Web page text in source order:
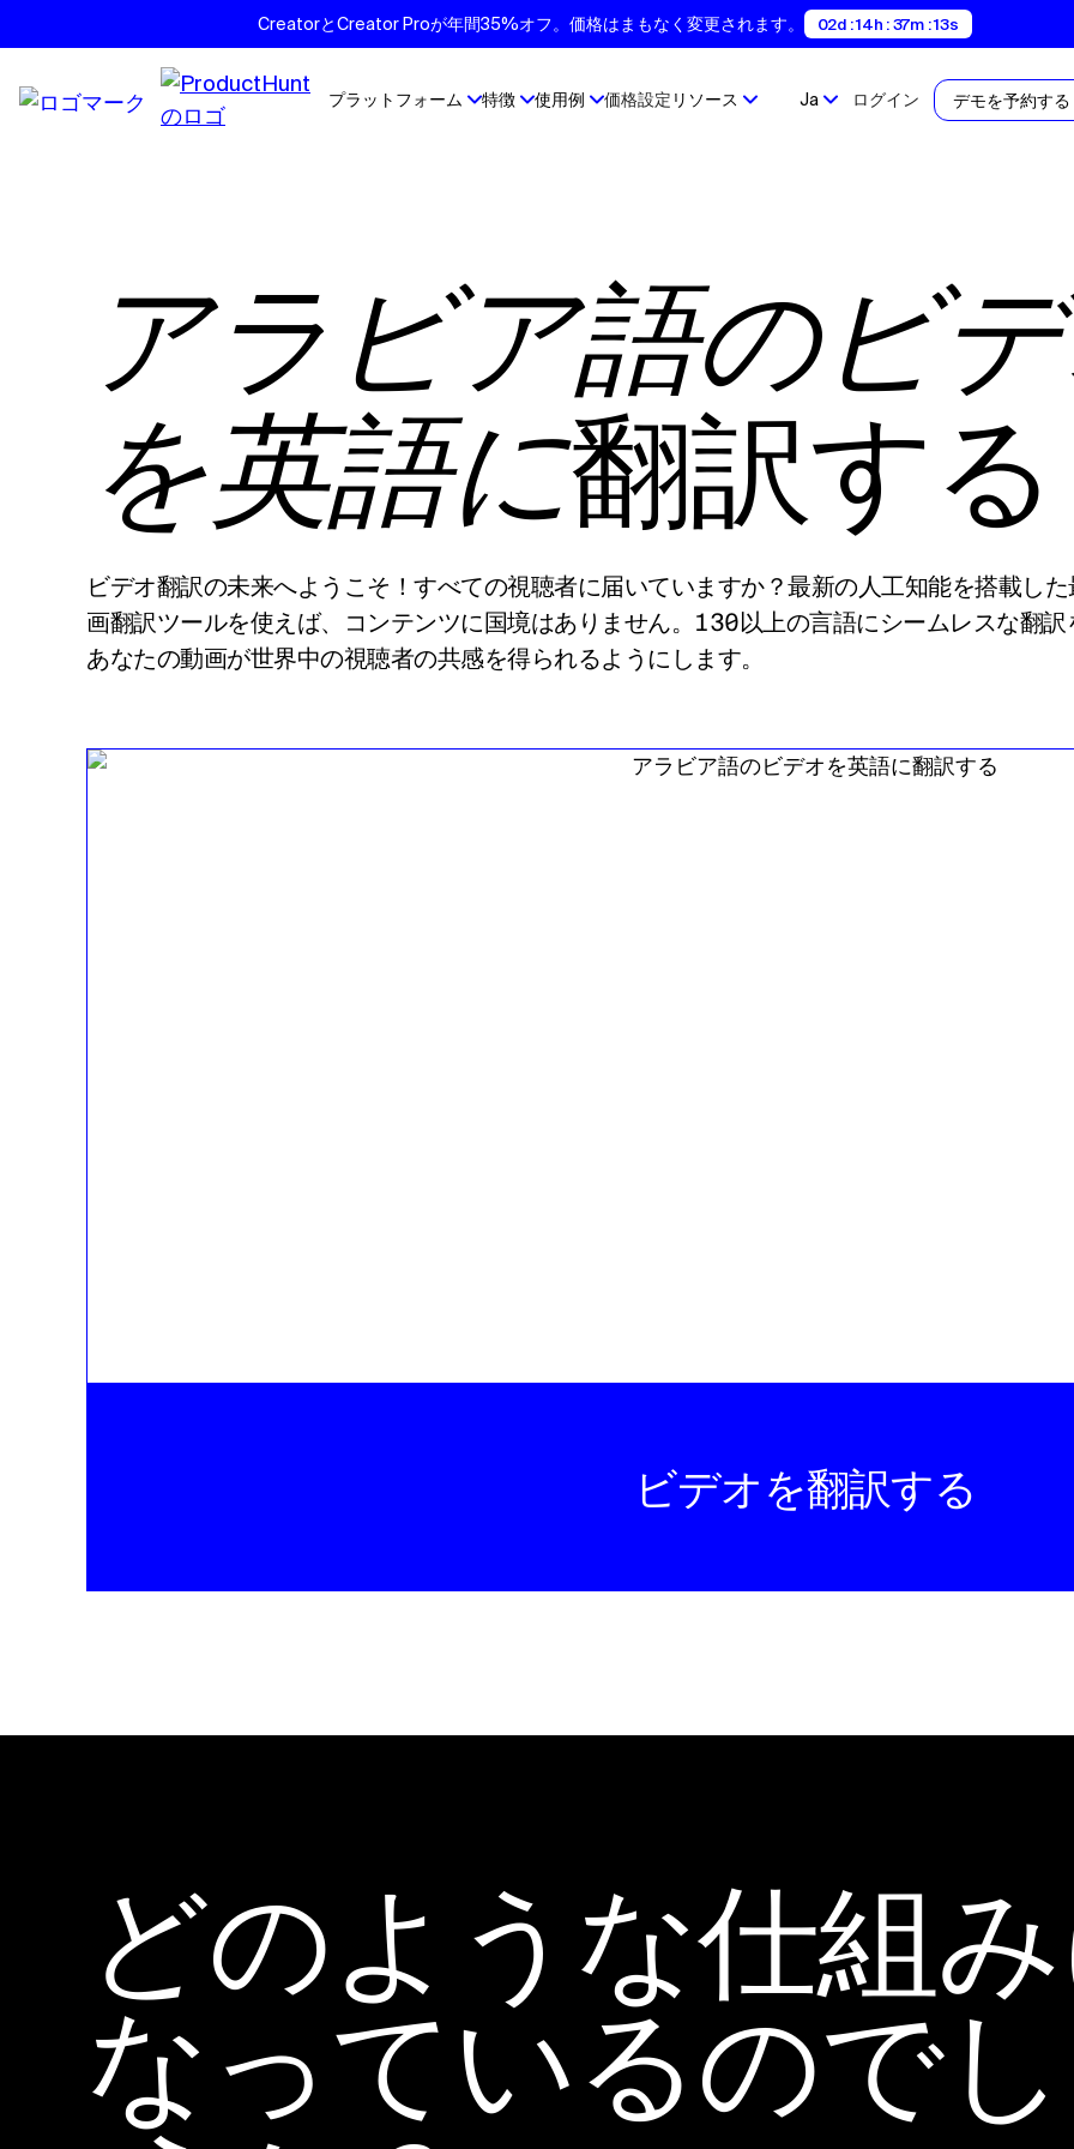
CreatorとCreator Proが年間35%オフ。価格はまもなく変更されます。 02d : 14h : 37m : 12s
プラットフォーム 特徴 使用例 価格設定 リソース Ja ログイン デモを予約する
アラビア語のビデオ
を英語に翻訳する
ビデオ翻訳の未来へようこそ！すべての視聴者に届いていますか？最新の人工知能を搭載し
画翻訳ツールを使えば、コンテンツに国境はありません。130以上の言語にシームレスな翻訳
あなたの動画が世界中の視聴者の共感を得られるようにします。
ビデオを翻訳する
どのような仕組
なっているので